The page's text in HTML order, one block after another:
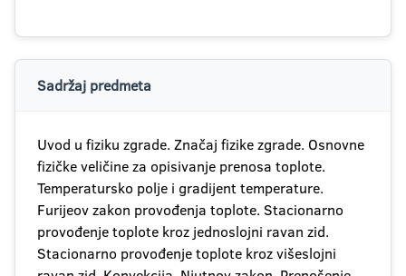
Sadržaj predmeta
Uvod u fiziku zgrade. Značaj fizike zgrade. Osnovne
fizičke veličine za opisivanje prenosa toplote.
Temperatursko polje i gradijent temperature.
Furijeov zakon provođenja toplote. Stacionarno
provođenje toplote kroz jednoslojni ravan zid.
Stacionarno provođenje toplote kroz višeslojni